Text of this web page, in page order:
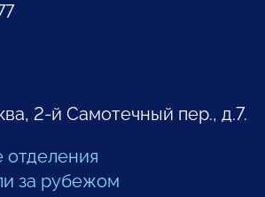
2-й Самотечный пер., д.7.
отделения
за рубежом